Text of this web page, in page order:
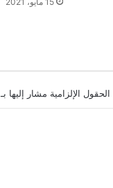
الحقول الإلزامية مشار إليها بـ